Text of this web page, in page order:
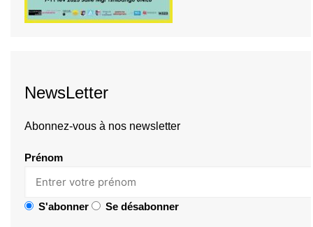
NewsLetter
Abonnez-vous à nos newsletter
Prénom
S'abonner Se désabonner